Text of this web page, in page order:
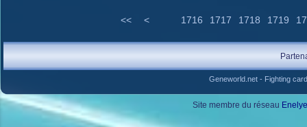
<< < 1716 1717 1718 1719
Geneworld.net- Fighting
Site membre du réseau Enelye